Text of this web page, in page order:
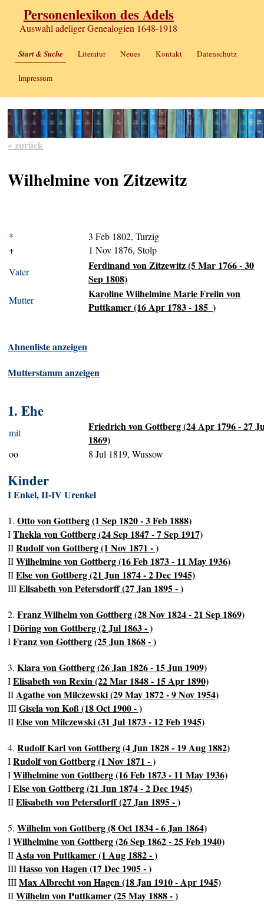
Personenlexikon des Adels
Auswahl adeliger Genealogien 1648-1918
Start & Suche Literatur Neues Kontakt Datenschutz
Impressum
« zurück
Wilhelmine von Zitzewitz
*
3 Feb 1802, Turzig
+
1 Nov 1876, Stolp
Vater
Ferdinand von Zitzewitz (5 Mar 1766 - 30
Sep 1808)
Mutter
Karoline Wilhelmine Marie Freiin von
Puttkamer (16 Apr 1783 - 185_)
Ahnenliste anzeigen
Mutterstamm anzeigen
1. Ehe
mit
Friedrich von Gottberg (24 Apr 1796 - 27
1869)
oo 8 Jul 1819, Wussow
Kinder
I Enkel, II-IV Urenkel
1.Otto von Gottberg (1 Sep 1820 - 3 Feb 1888)
IThekla von Gottberg (24 Sep 1847 - 7 Sep 1917)
IIRudolf von Gottberg (1 Nov 1871 - )
IIWilhelmine von Gottberg (16 Feb 1873 - 11 May 1936)
IIElse von Gottberg (21 Jun 1874 - 2 Dec 1945)
IIIElisabeth von Petersdorff (27 Jan 1895 - )
2.Franz Wilhelm von Gottberg (28 Nov 1824 - 21 Sep 1869)
IDöring von Gottberg (2 Jul 1863 - )
IFranz von Gottberg (25 Jun 1868 - )
3.Klara von Gottberg (26 Jan 1826 - 15 Jun 1909)
IElisabeth von Rexin (22 Mar 1848 - 15 Apr 1890)
IIAgathe von Milczewski (29 May 1872 - 9 Nov 1954)
IIIGisela von Koß (18 Oct 1900 - )
IIElse von Milczewski (31 Jul 1873 - 12 Feb 1945)
4.Rudolf Karl von Gottberg (4 Jun 1828 - 19 Aug 1882)
IRudolf von Gottberg (1 Nov 1871 - )
IWilhelmine von Gottberg (16 Feb 1873 - 11 May 1936)
IElse von Gottberg (21 Jun 1874 - 2 Dec 1945)
IIElisabeth von Petersdorff (27 Jan 1895 - )
5.Wilhelm von Gottberg (8 Oct 1834 - 6 Jan 1864)
IWilhelmine von Gottberg (26 Sep 1862 - 25 Feb 1940)
IIAsta von Puttkamer (1 Aug 1882 - )
IIIHasso von Hagen (17 Dec 1905 - )
IIIMax Albrecht von Hagen (18 Jan 1910 - Apr 1945)
IIWilhelm von Puttkamer (25 May 1888 - )